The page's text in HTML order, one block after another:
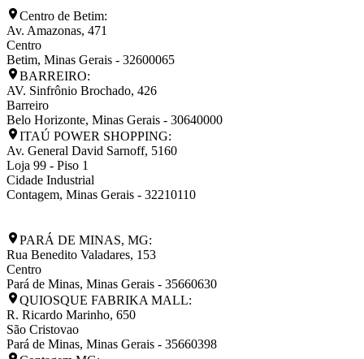
Centro de Betim:
Av. Amazonas, 471
Centro
Betim, Minas Gerais - 32600065
BARREIRO:
AV. Sinfrônio Brochado, 426
Barreiro
Belo Horizonte, Minas Gerais - 30640000
ITAÚ POWER SHOPPING:
Av. General David Sarnoff, 5160
Loja 99 - Piso 1
Cidade Industrial
Contagem, Minas Gerais - 32210110
PARÁ DE MINAS, MG:
Rua Benedito Valadares, 153
Centro
Pará de Minas, Minas Gerais - 35660630
QUIOSQUE FABRIKA MALL:
R. Ricardo Marinho, 650
São Cristovao
Pará de Minas, Minas Gerais - 35660398